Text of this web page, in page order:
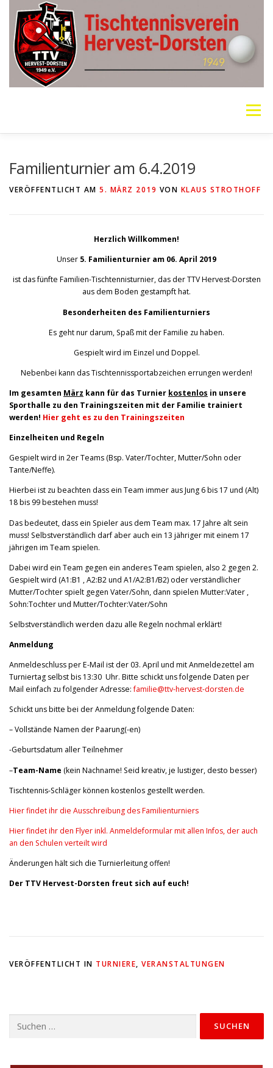
Inhalt
springen
Menü
Familienturnier am 6.4.2019
VERÖFFENTLICHT AM 5. MÄRZ 2019 VON KLAUS STROTHOFF
Herzlich Willkommen!
Unser 5. Familienturnier am 06. April 2019
ist das fünfte Familien-Tischtennisturnier, das der TTV Hervest-Dorsten
aus dem Boden gestampft hat.
Besonderheiten des Familienturniers
Es geht nur darum, Spaß mit der Familie zu haben.
Gespielt wird im Einzel und Doppel.
Nebenbei kann das Tischtennissportabzeichen errungen werden!
Im gesamten März kann für das Turnier kostenlos in unsere
Sporthalle zu den Trainingszeiten mit der Familie trainiert
werden! Hier geht es zu den Trainingszeiten
Einzelheiten und Regeln
Gespielt wird in 2er Teams (Bsp. Vater/Tochter, Mutter/Sohn oder
Tante/Neffe).
Hierbei ist zu beachten dass ein Team immer aus Jung 6 bis 17 und (Alt)
18 bis 99 bestehen muss!
Das bedeutet, dass ein Spieler aus dem Team max. 17 Jahre alt sein
muss! Selbstverständlich darf aber auch ein 13 jähriger mit einem 17
jährigen im Team spielen.
Dabei wird ein Team gegen ein anderes Team spielen, also 2 gegen 2.
Gespielt wird (A1:B1 , A2:B2 und A1/A2:B1/B2) oder verständlicher
Mutter/Tochter spielt gegen Vater/Sohn, dann spielen Mutter:Vater ,
Sohn:Tochter und Mutter/Tochter:Vater/Sohn
Selbstverständlich werden dazu alle Regeln nochmal erklärt!
Anmeldung
Anmeldeschluss per E-Mail ist der 03. April und mit Anmeldezettel am
Turniertag selbst bis 13:30 Uhr. Bitte schickt uns folgende Daten per
Mail einfach zu folgender Adresse:familie@ttv-hervest-dorsten.de
Schickt uns bitte bei der Anmeldung folgende Daten:
– Vollstände Namen der Paarung(-en)
-Geburtsdatum aller Teilnehmer
–Team-Name (kein Nachname! Seid kreativ, je lustiger, desto besser)
Tischtennis-Schläger können kostenlos gestellt werden.
Hier findet ihr die Ausschreibung des Familienturniers
Hier findet ihr den Flyer inkl. Anmeldeformular mit allen Infos, der auch
an den Schulen verteilt wird
Änderungen hält sich die Turnierleitung offen!
Der TTV Hervest-Dorsten freut sich auf euch!
VERÖFFENTLICHT IN TURNIERE, VERANSTALTUNGEN
nach: